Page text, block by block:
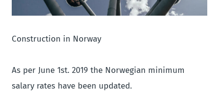
Construction in Norway
As per June 1st. 2019 the Norwegian minimum
salary rates have been updated.